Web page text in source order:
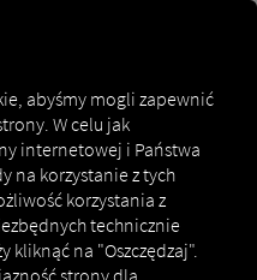
abyśmy mogli zapewnić
W celu jak
internetowej i Państwa
na korzystanie z tych
korzystania z
technicznie
kliknąć na "Oszczędzaj".
strony dla